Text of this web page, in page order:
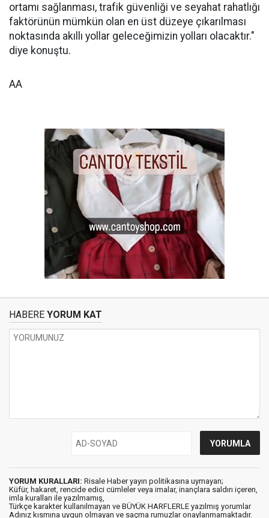
ortamı sağlanması, trafik güvenliği ve seyahat rahatlığı
faktörünün mümkün olan en üst düzeye çıkarılması
noktasında akıllı yollar geleceğimizin yolları olacaktır."
diye konuştu.
AA
HABERE YORUM KAT
YORUM KURALLARI: Risale Haber yayın politikasına uymayan;
Küfür, hakaret, rencide edici cümleler veya imalar, inançlara saldırı içeren,
imla kuralları ile yazılmamış,
Türkçe karakter kullanılmayan ve BÜYÜK HARFLERLE yazılmış yorumlar
Adınız kısmına uygun olmayan ve saçma rumuzlar onaylanmamaktadır.